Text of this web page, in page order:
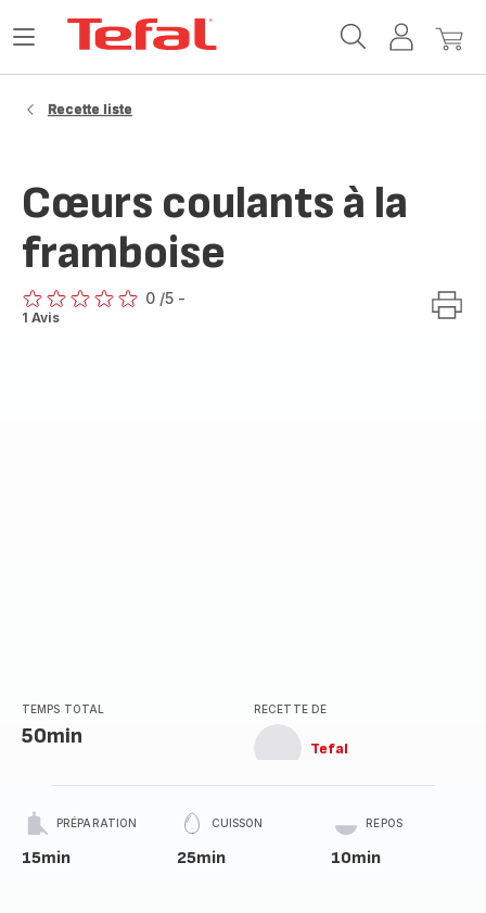
MonMon
Ouvrir
Recette liste
Cœurs coulants à la
framboise
ratings.0
0 /5 -
1 Avis
TEMPS TOTAL
50min
RECETTE DE
Tefal
PRÉPARATION
15min
CUISSON
25min
REPOS
10min